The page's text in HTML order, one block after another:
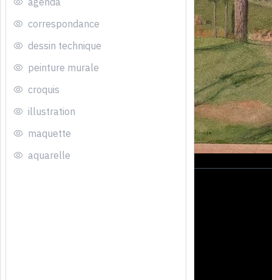
correspondance
dessin technique
peinture murale
croquis
illustration
maquette
aquarelle